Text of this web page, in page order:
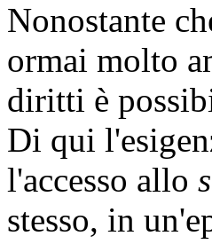
Nonostante
ormai molto
diritti è
Di qui
l'accesso allo
stesso, in